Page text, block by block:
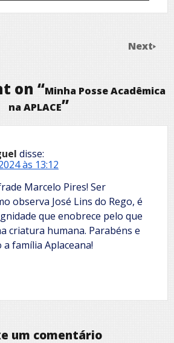
Next
on “Minha Posse Acadêmica
na APLACE”
disse:
às 13:12
Marcelo Pires! Ser
observa José Lins do Rego, é
que enobrece pelo que
criatura humana. Parabéns e
família Aplaceana!
um comentário